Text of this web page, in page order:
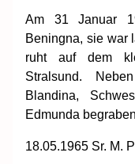
Am 31 Januar
Beningna, sie war
ruht auf dem
Stralsund.
Blandina,
Edmunda
18.05.1965 Sr. M.